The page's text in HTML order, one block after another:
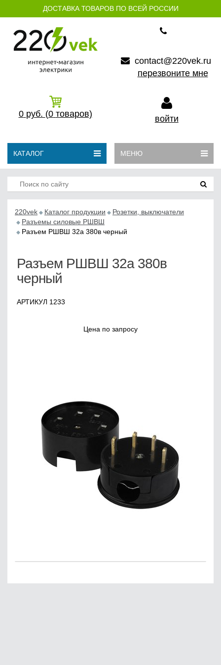
ДОСТАВКА ТОВАРОВ ПО ВСЕЙ РОССИИ
contact@220vek.ru
перезвоните мне
0 руб. (0 товаров) войти
КАТАЛОГ МЕНЮ
220vek Каталог продукции
Розетки, выключатели
Разъемы силовые РШВШ
Разъем РШВШ 32а 380в черный
Разъем РШВШ 32а 380в
черный
АРТИКУЛ 1233
Цена по запросу